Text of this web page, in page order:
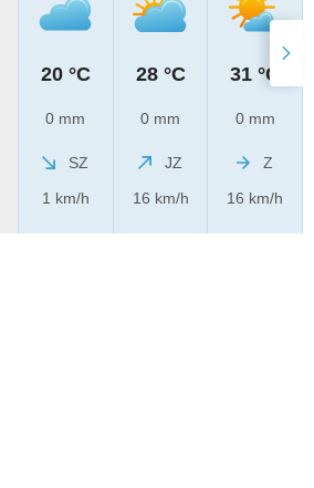
20 °C
0 mm
SZ
1 km/h
28 °C
0 mm
JZ
16 km/h
31 °C
0 mm
Z
16 km/h